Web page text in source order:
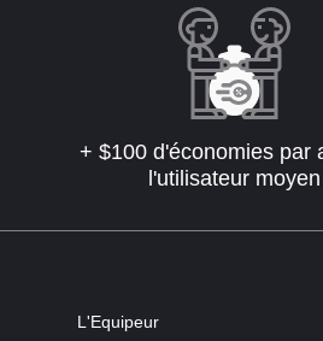
+ $100 d'économies par
l'utilisateur moyen
L'Equipeur